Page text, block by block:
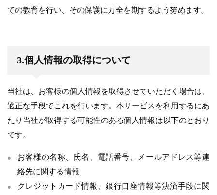
ての教育を行い、その保護に万全を期するよう努めます。
3.個人情報の取得について
当社は、お客様の個人情報を取得させていただく場合は、
適正な手段でこれを行います。本サービスを利用するにあ
たり当社が取得する可能性のある個人情報は以下のとおり
です。
お客様の名称、氏名、電話番号、メールアドレス等連
絡先に関する情報
クレジットカード情報、銀行口座情報等決済手段に関